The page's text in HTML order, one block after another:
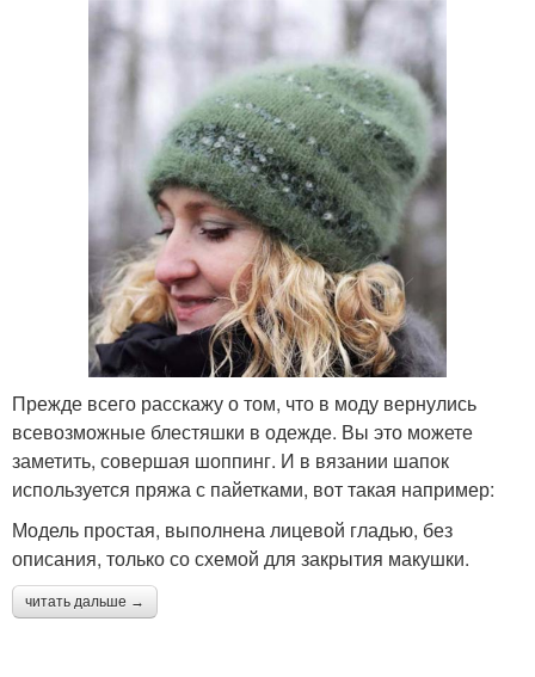
Прежде всего расскажу о том, что в моду вернулись
всевозможные блестяшки в одежде. Вы это можете
заметить, совершая шоппинг. И в вязании шапок
используется пряжа с пайетками, вот такая например:
Модель простая, выполнена лицевой гладью, без
описания, только со схемой для закрытия макушки.
читать дальше →